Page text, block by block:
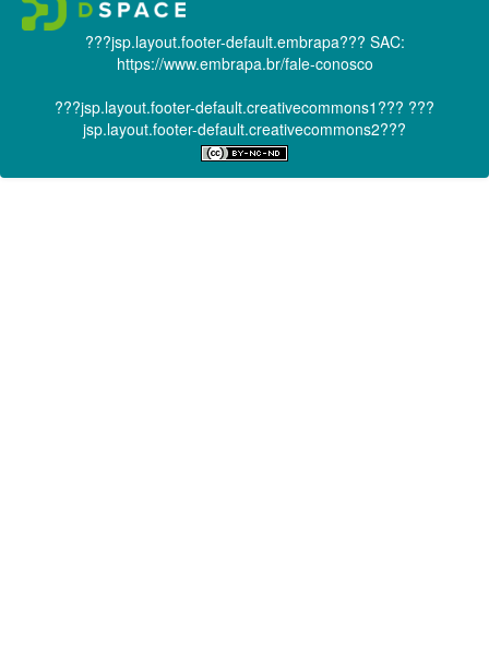
???jsp.layout.footer-default.embrapa??? SAC:
https://www.embrapa.br/fale-conosco
???jsp.layout.footer-default.creativecommons1??? ???
jsp.layout.footer-default.creativecommons2???